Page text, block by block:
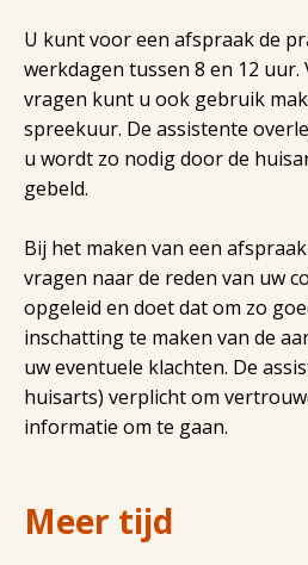
U kunt voor een afspraak de
werkdagen tussen 8 en 12 uur.
vragen kunt u ook gebruik
spreekuur. De assistente
u wordt zo nodig door de
gebeld.
Bij het maken van een
vragen naar de reden van uw
opgeleid en doet dat om zo
inschatting te maken van de
uw eventuele klachten. De
huisarts) verplicht om
informatie om te gaan.
Meer tijd